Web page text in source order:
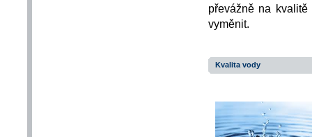
převážně na
vyměnit.
Kvalita vody